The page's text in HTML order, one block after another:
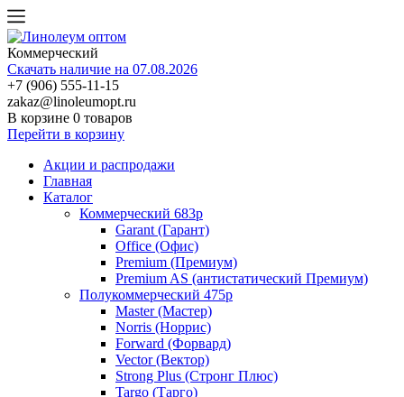
Коммерческий
Скачать наличие на 07.08.2026
+7 (906) 555-11-15
zakaz@linoleumopt.ru
В корзине 0 товаров
Перейти в корзину
Акции и распродажи
Главная
Каталог
Коммерческий 683р
Garant (Гарант)
Office (Офис)
Premium (Премиум)
Premium AS (антистатический Премиум)
Полукоммерческий 475р
Master (Мастер)
Norris (Норрис)
Forward (Форвард)
Vector (Вектор)
Strong Plus (Стронг Плюс)
Targo (Тарго)